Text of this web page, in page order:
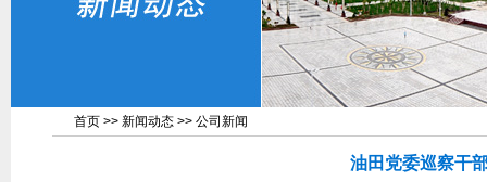
首页 >> 新闻动态 >> 公司新闻
油田党委巡察干